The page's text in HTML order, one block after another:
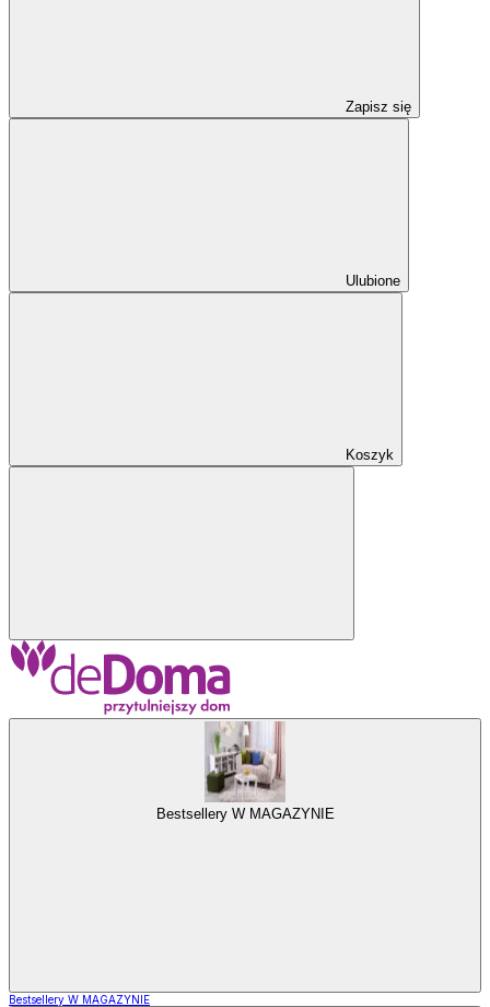
Zapisz się
Ulubione
Koszyk
Bestsellery W MAGAZYNIE
Bestsellery W MAGAZYNIE